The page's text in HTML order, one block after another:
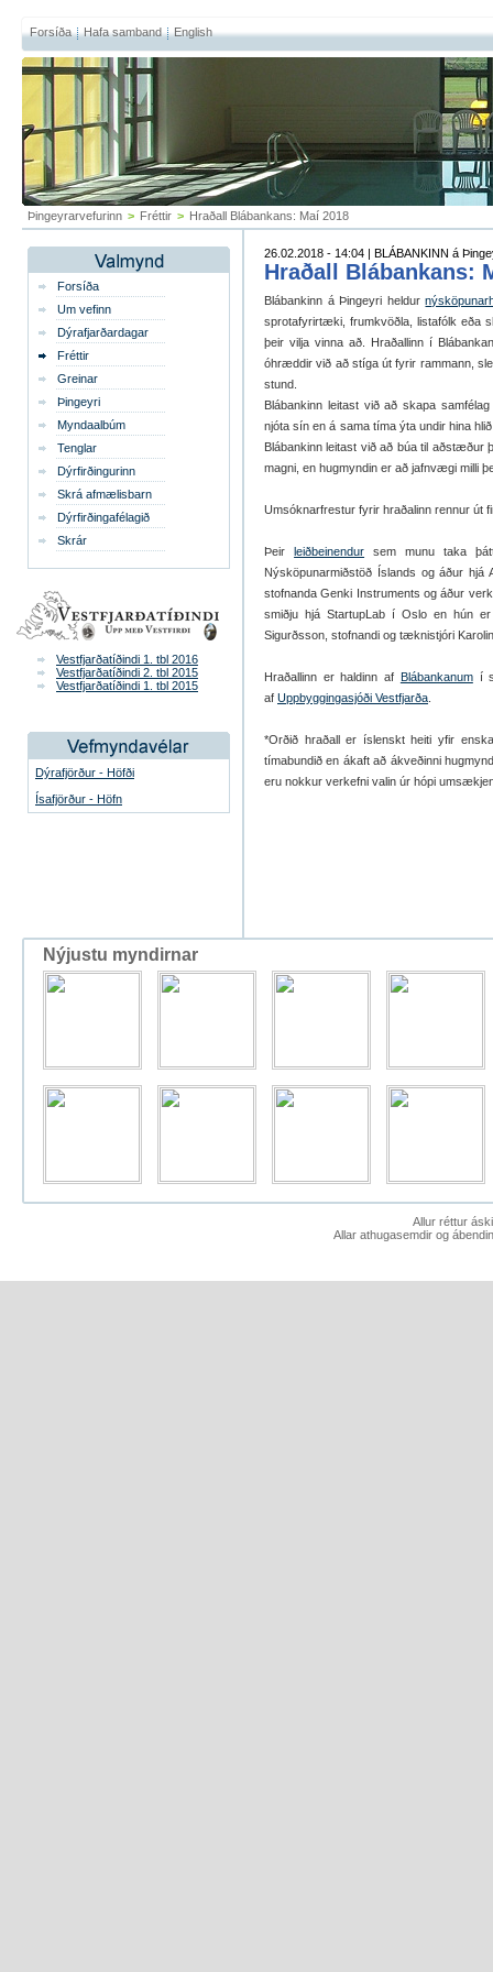
Forsíða Hafa samband English
Þingeyrarvefurinn > Fréttir > Hraðall Blábankans: Maí 2018
Forsíða
Um vefinn
Dýrafjarðardagar
Fréttir
Greinar
Þingeyri
Myndaalbúm
Tenglar
Dýrfirðingurinn
Skrá afmælisbarn
Dýrfirðingafélagið
Skrár
Vestfjarðatíðindi 1. tbl 2016
Vestfjarðatíðindi 2. tbl 2015
Vestfjarðatíðindi 1. tbl 2015
Dýrafjörður - Höfði
Ísafjörður - Höfn
26.02.2018 - 14:04 | BLÁBANKINN á
Hraðall Blábankans:
Blábankinn á Þingeyri heldur
sprotafyrirtæki, frumkvöðla, listafólk eða
þeir vilja vinna að. Hraðallinn í
óhræddir við að stíga út fyrir rammann,
stund.
Blábankinn leitast við að skapa
njóta sín en á sama tíma ýta undir hina
Blábankinn leitast við að búa til
magni, en hugmyndin er að jafnvægi milli
Umsóknarfrestur fyrir hraðalinn rennur út
Þeirleiðbeinendur sem munu taka
Nýsköpunarmiðstöð Íslands og áður hjá
stofnanda Genki Instruments og áður
smiðju hjá StartupLab í Oslo en hún
Sigurðsson, stofnandi og tæknistjóri
Hraðallinn er haldinn af Blábankanumí
af Uppbyggingasjóði Vestfjarða
*Orðið hraðall er íslenskt heiti yfir
tímabundið en ákaft að ákveðinni
eru nokkur verkefni valin úr hópi
Nýjustu myndirnar
Allur réttur
Allar athugasemdir og